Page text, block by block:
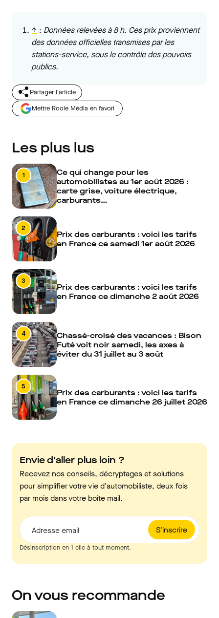
↑ : Données relevées à 8 h. Ces prix proviennent
des données officielles transmises par les
stations-service, sous le contrôle des pouvoirs
publics.
Partager l'article
Mettre Roole Média en favori
Les plus lus
1
Ce qui change pour les
automobilistes au 1er août 2026 :
carte grise, voiture électrique,
carburants…
2
Prix des carburants : voici les tarifs
en France ce samedi 1er août 2026
3
Prix des carburants : voici les tarifs
en France ce dimanche 2 août 2026
4
Chassé-croisé des vacances : Bison
Futé voit noir samedi, les axes à
éviter du 31 juillet au 3 août
5
Prix des carburants : voici les tarifs
en France ce dimanche 26 juillet 2026
Envie d'aller plus loin ?
Recevez nos conseils, décryptages et solutions
pour simplifier votre vie d'automobiliste, deux fois
par mois dans votre boîte mail.
S'inscrire
Adresse email
Désinscription en 1 clic à tout moment.
On vous recommande